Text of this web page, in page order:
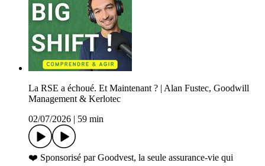
La RSE a échoué. Et Maintenant ? | Alan Fustec, Goodwill
Management & Kerlotec
02/07/2026
59 min
❤️ Sponsorisé par Goodvest, la seule assurance-vie qui